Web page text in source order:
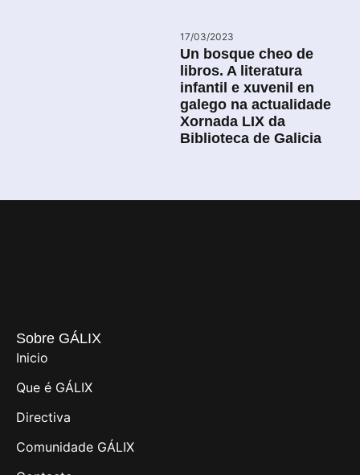
17/03/2023
Un bosque cheo de
libros. A literatura
infantil e xuvenil en
galego na actualidade
Xornada LIX da
Biblioteca de Galicia
Sobre GÁLIX
Inicio
Que é GÁLIX
Directiva
Comunidade GÁLIX